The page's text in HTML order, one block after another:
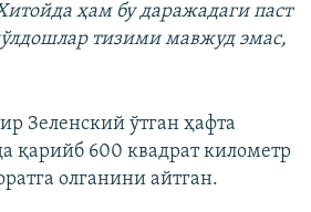
ҳам бу даражадаги паст
тизими мавжуд эмас,
Зеленский ўтган ҳафта
қарийб 600 квадрат километр
олганини айтган.